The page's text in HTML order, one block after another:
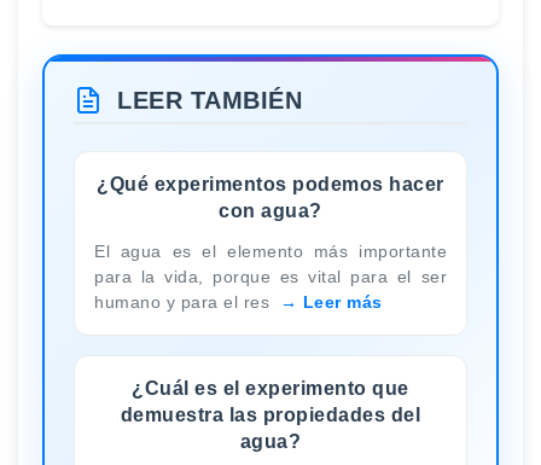
LEER TAMBIÉN
¿Qué experimentos podemos hacer
con agua?
El agua es el elemento más importante
para la vida, porque es vital para el ser
humano y para el res
Leer más
¿Cuál es el experimento que
demuestra las propiedades del
agua?